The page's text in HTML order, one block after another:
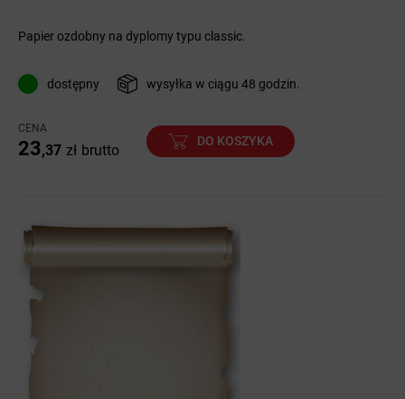
Papier ozdobny na dyplomy typu classic.
dostępny wysyłka w ciągu 48 godzin.
CENA
23,37 zł brutto
DO KOSZYKA